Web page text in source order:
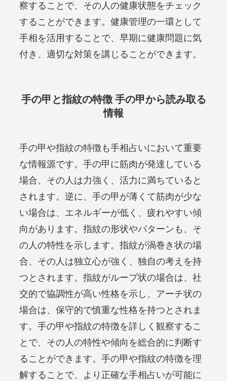
察することで、その人の健康状態をチェック
することができます。健康管理の一環として
手相を活用することで、早期に健康問題に気
付き、適切な対策を講じることができます。
手の甲と指紋の特徴 手の甲から読み取る
情報
手の甲や指紋の特徴も手相占いにおいて重要
な情報源です。手の甲に筋肉が発達している
場合、その人は力強く、活力に満ちていると
されます。逆に、手の甲が薄くて筋肉が少な
い場合は、エネルギーが低く、疲れやすい傾
向があります。指紋の形状やパターンも、そ
の人の特性を示します。指紋が渦巻き状の場
合、その人は独立心が強く、独自の考えを持
つとされます。指紋がループ状の場合は、社
交的で協調性が高い性格を示し、アーチ状の
場合は、保守的で慎重な性格を持つとされま
す。手の甲や指紋の特徴を詳しく観察するこ
とで、その人の特性や傾向を総合的に判断す
ることができます。手の甲や指紋の特徴を理
解することで、より正確な手相占いが可能に